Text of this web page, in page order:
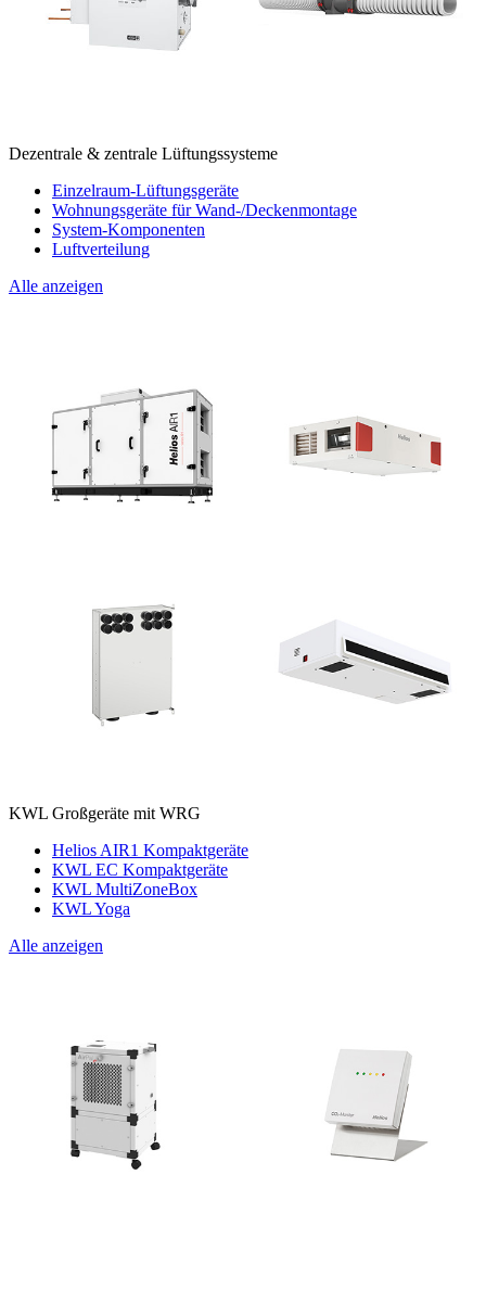
Dezentrale & zentrale Lüftungssysteme
Einzelraum-Lüftungsgeräte
Wohnungsgeräte für Wand-/Deckenmontage
System-Komponenten
Luftverteilung
Alle anzeigen
KWL Großgeräte mit WRG
Helios AIR1 Kompaktgeräte
KWL EC Kompaktgeräte
KWL MultiZoneBox
KWL Yoga
Alle anzeigen